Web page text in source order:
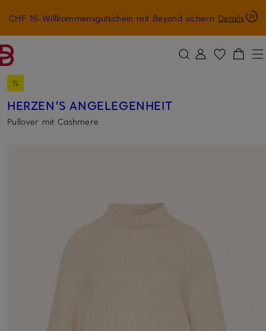
ZUM HAUPTINHALT ÜBERSPRINGEN ZUM SUCHFELD ÜBERSPRINGEN
CHF 15-Willkommensgutschein mit Beyond sichern Details
HERZEN'S ANGELEGENHEIT
Pullover mit Cashmere